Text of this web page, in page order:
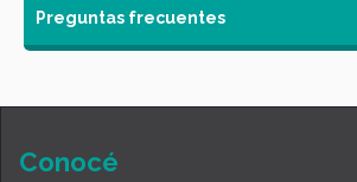
Preguntas frecuentes
Conocé